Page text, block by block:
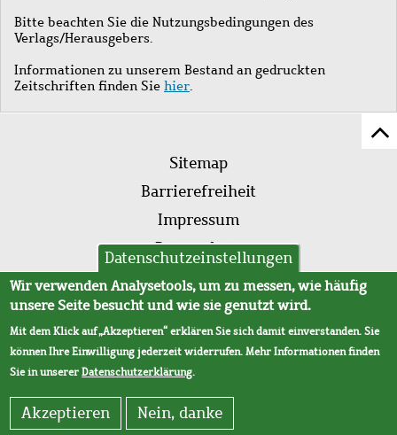
Bitte beachten Sie die Nutzungsbedingungen des
Verlags/Herausgebers.
Informationen zu unserem Bestand an gedruckten
Zeitschriften finden Sie hier.
Fußleistenmenü
Sitemap
Barrierefreiheit
Impressum
Datenschutz
AVB
Datenschutzeinstellungen
Wir verwenden Analysetools, um zu messen, wie häufig
unsere Seite besucht und wie sie genutzt wird.
Mit dem Klick auf „Akzeptieren“ erklären Sie sich damit einverstanden. Sie
können Ihre Einwilligung jederzeit widerrufen. Mehr Informationen finden
Sie in unsererDatenschutzerklärung.
Akzeptieren Nein, danke